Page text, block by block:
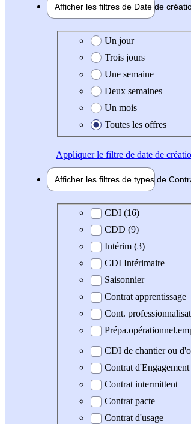
Afficher les filtres de Date de
Date de création de l'offre
Un jour
Trois jours
Une semaine
Deux semaines
Un mois
Toutes les offres
Appliquerle filtre de date de
Afficher les filtres de types de
Type de contratCDI (16)
CDD (9)
Intérim (3)
CDI Intérimaire
Saisonnier
Contrat apprentissage
Cont.
CDI de chantier ou
Contrat
Contrat intermittent
Contrat pacte
Contrat d'usage